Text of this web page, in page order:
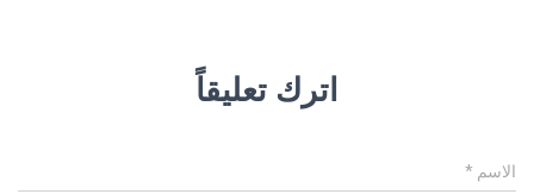
اترك تعليقاً
الاسم *